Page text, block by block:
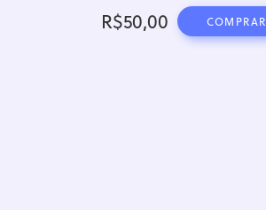
R$50,00 COMPRAR